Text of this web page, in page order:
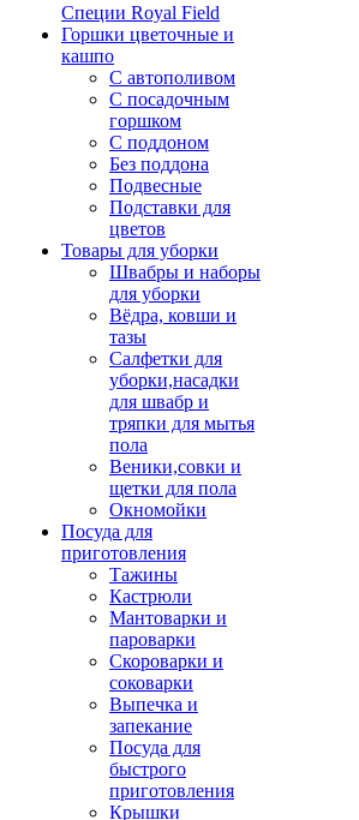
Специи Royal Field
Горшки цветочные и
кашпо
С автополивом
С посадочным
горшком
С поддоном
Без поддона
Подвесные
Подставки для
цветов
Товары для уборки
Швабры и наборы
для уборки
Вёдра, ковши и
тазы
Салфетки для
уборки,насадки
для швабр и
тряпки для мытья
пола
Веники,совки и
щетки для пола
Окномойки
Посуда для
приготовления
Тажины
Кастрюли
Мантоварки и
пароварки
Скороварки и
соковарки
Выпечка и
запекание
Посуда для
быстрого
приготовления
Крышки